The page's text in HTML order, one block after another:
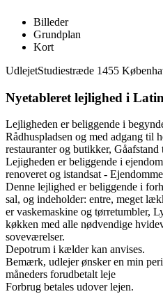
Billeder
Grundplan
Kort
UdlejetStudiestræde 1455
Nyetableret lejlighed i
Lejligheden er beliggende i
Rådhuspladsen og med adgang til
restauranter og butikker,
Lejigheden er beliggende i
renoveret og istandsat -
Denne lejlighed er beliggende i
sal, og indeholder: entre, meget
er vaskemaskine og tørretumbler,
køkken med alle nødvendige
soveværelser.
Depotrum i kælder kan anvises.
Bemærk, udlejer ønsker en min
måneders forudbetalt leje
Forbrug betales udover lejen.